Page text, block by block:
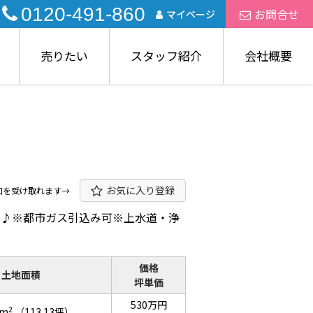
0120-491-860 マイページ お問合せ
売りたい スタッフ紹介 会社概要
を受け取れます→ お気に入り登録
都市ガス引込み可※上水道・浄
土地面積
価格
坪単価
2
530万円